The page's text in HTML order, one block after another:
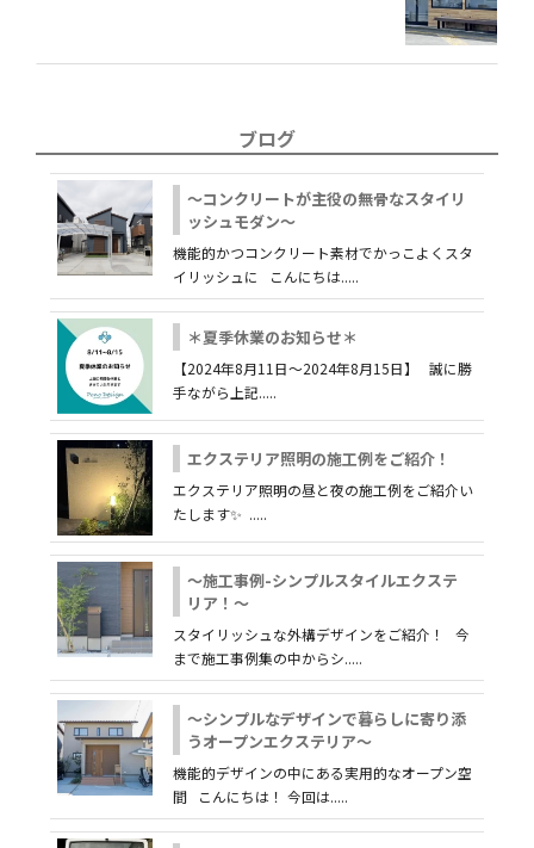
ブログ
～コンクリートが主役の無骨なスタイリ
ッシュモダン～
機能的かつコンクリート素材でかっこよくスタ
イリッシュに こんにちは.....
＊夏季休業のお知らせ＊
【2024年8月11日～2024年8月15日】 誠に勝
手ながら上記.....
エクステリア照明の施工例をご紹介！
エクステリア照明の昼と夜の施工例をご紹介い
たします✨ .....
～施工事例-シンプルスタイルエクステ
リア！～
スタイリッシュな外構デザインをご紹介！ 今
まで施工事例集の中からシ.....
～シンプルなデザインで暮らしに寄り添
うオープンエクステリア～
機能的デザインの中にある実用的なオープン空
間 こんにちは！ 今回は.....